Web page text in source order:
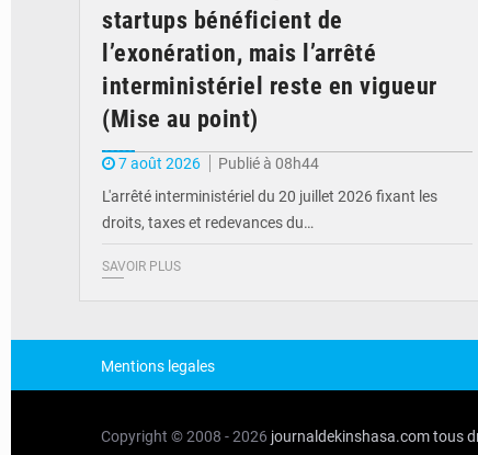
startups bénéficient de
l’exonération, mais l’arrêté
interministériel reste en vigueur
(Mise au point)
7 août 2026
Publié à 08h44
L'arrêté interministériel du 20 juillet 2026 fixant les
droits, taxes et redevances du…
SAVOIR PLUS
Mentions legales
Copyright © 2008 - 2026 journaldekinshasa.comtous